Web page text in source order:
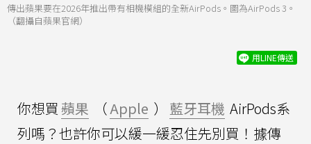
傳出蘋果要在2026年推出帶有相機模組的全新AirPods。圖為AirPods 3。
（翻攝自蘋果官網）
用LINE傳送
你想買蘋果 （Apple ） 藍牙耳機 AirPods系
列嗎？也許你可以緩一緩忍住先別買！據傳